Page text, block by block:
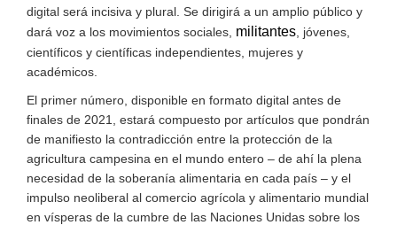
digital será incisiva y plural. Se dirigirá a un amplio público y
dará voz a los movimientos sociales, militantes , jóvenes,
científicos y científicas independientes, mujeres y
académicos.
El primer número, disponible en formato digital antes de
finales de 2021, estará compuesto por artículos que pondrán
de manifiesto la contradicción entre la protección de la
agricultura campesina en el mundo entero – de ahí la plena
necesidad de la soberanía alimentaria en cada país – y el
impulso neoliberal al comercio agrícola y alimentario mundial
en vísperas de la cumbre de las Naciones Unidas sobre los